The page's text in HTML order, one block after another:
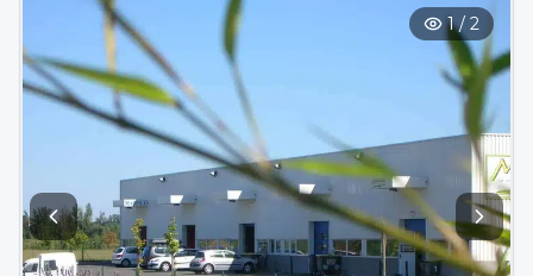
1/ 2